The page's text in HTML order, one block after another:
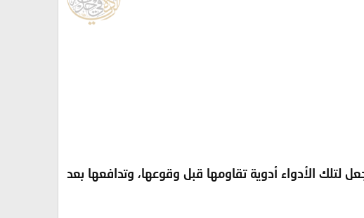
لتلك الأدواء أدوية تقاومها قبل وقوعها، وتدافعها بعد